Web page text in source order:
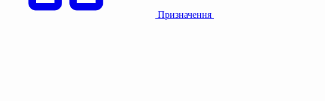
Призначення